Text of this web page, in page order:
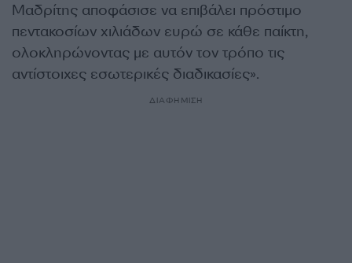
Μαδρίτης αποφάσισε να επιβάλει πρόστιμο
πεντακοσίων χιλιάδων ευρώ σε κάθε παίκτη,
ολοκληρώνοντας με αυτόν τον τρόπο τις
αντίστοιχες εσωτερικές διαδικασίες».
ΔΙΑΦΗΜΙΣΗ